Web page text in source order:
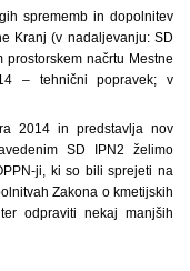
sprememb in dopolnitev
Kranj (v nadaljevanju: SD
prostorskem načrtu Mestne
– tehnični popravek; v
2014 in predstavlja nov
SD IPN2 želimo
ji, ki so bili sprejeti na
Zakona o kmetijskih
odpraviti nekaj manjših